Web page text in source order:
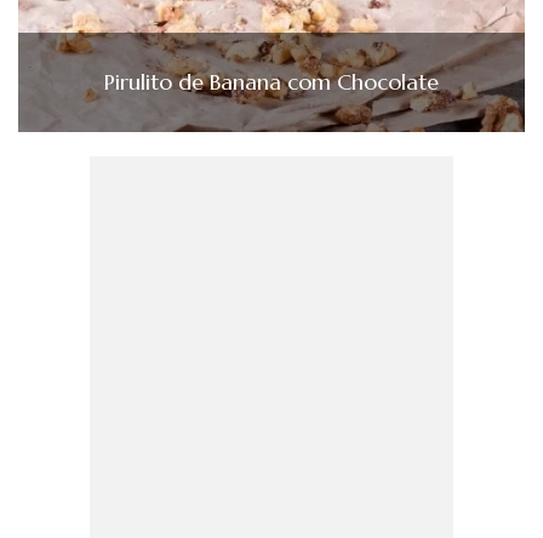
Pirulito de Banana com Chocolate